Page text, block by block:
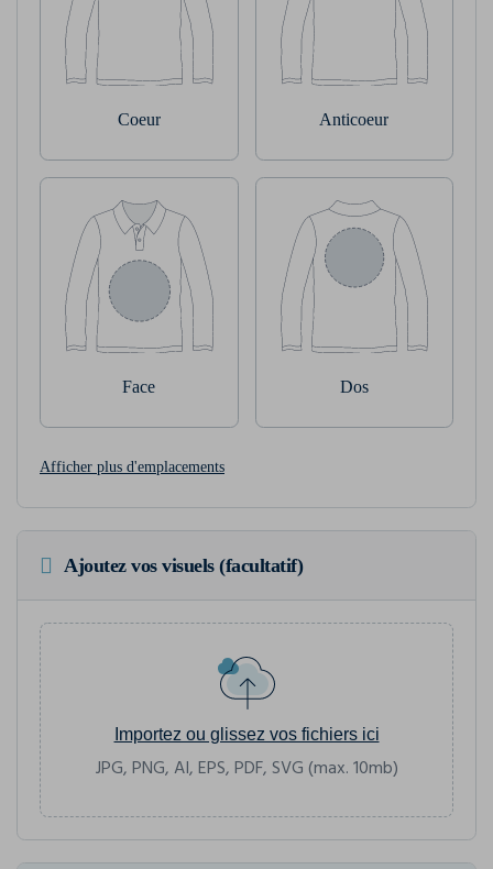
Coeur Anticoeur
Face Dos
Afficher plus d'emplacements
Ajoutez vos visuels (facultatif)
Importez ou glissez vos fichiers ici
JPG, PNG, AI, EPS, PDF, SVG (max. 10mb)